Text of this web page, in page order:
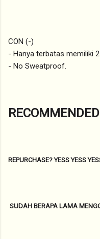
CON (-)
- Hanya terbatas memiliki
- No Sweatproof.
REPURCHASE? YESS YESS
SUDAH BERAPA LAMA